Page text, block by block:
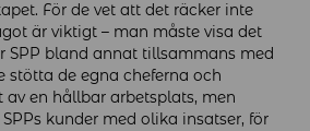
För de vet att det räcker inte
är viktigt – man måste visa det
SPP bland annat tillsammans med
stötta de egna cheferna och
av en hållbar arbetsplats, men
kunder med olika insatser, för